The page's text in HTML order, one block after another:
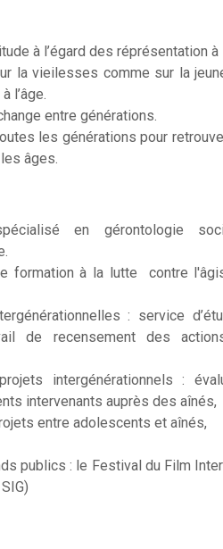
à l’égard des réprésentation à
la vieilesses comme sur la
l’âge.
entre générations.
les générations pour
âges.
en gérontologie
formation à la lutte contre
: service
de recensement des
intergénérationnels :
intervenants auprès des aînés,
entre adolescents et aînés,
publics : le Festival du Film